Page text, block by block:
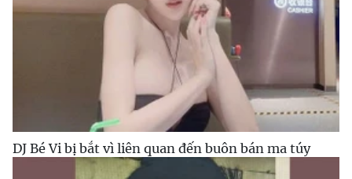
DJ Bé Vi bị bắt vì liên quan đến buôn bán ma túy